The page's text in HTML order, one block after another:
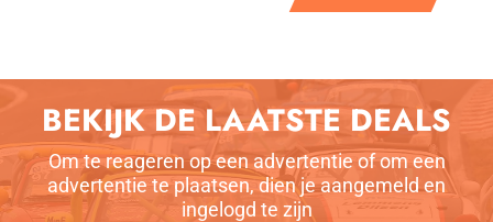
BEKIJK DE LAATSTE DEALS
Om te reageren op een advertentie of om een
advertentie te plaatsen, dien je aangemeld en
ingelogd te zijn